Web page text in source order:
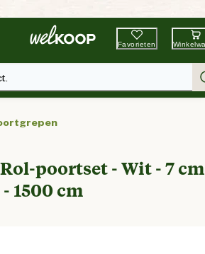
WinkelketenTuin & Dier
Favorieten
poortset - Wit - 7
1500 cm